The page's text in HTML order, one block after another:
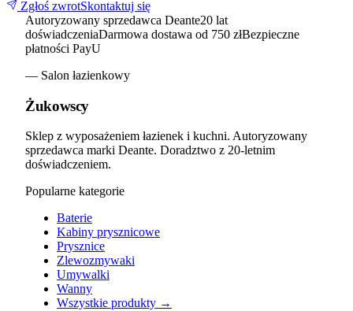
Zgłoś zwrotSkontaktuj się
Autoryzowany sprzedawca Deante20 lat
doświadczeniaDarmowa dostawa od 750 złBezpieczne
płatności PayU
— Salon łazienkowy
Żukowscy
Sklep z wyposażeniem łazienek i kuchni. Autoryzowany
sprzedawca marki Deante. Doradztwo z 20-letnim
doświadczeniem.
Popularne kategorie
Baterie
Kabiny prysznicowe
Prysznice
Zlewozmywaki
Umywalki
Wanny
Wszystkie produkty →